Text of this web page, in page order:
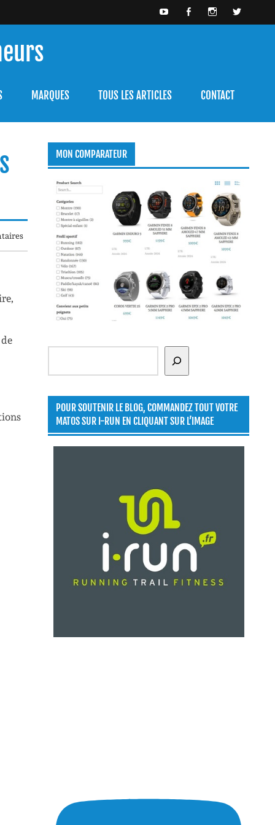
MARQUES TOUS LES ARTICLES CONTACT
MON COMPARATEUR
Rechercher
POUR SOUTENIR LE BLOG, COMMANDEZ TOUT VOTRE
MATOS SUR I-RUN EN CLIQUANT SUR L’IMAGE